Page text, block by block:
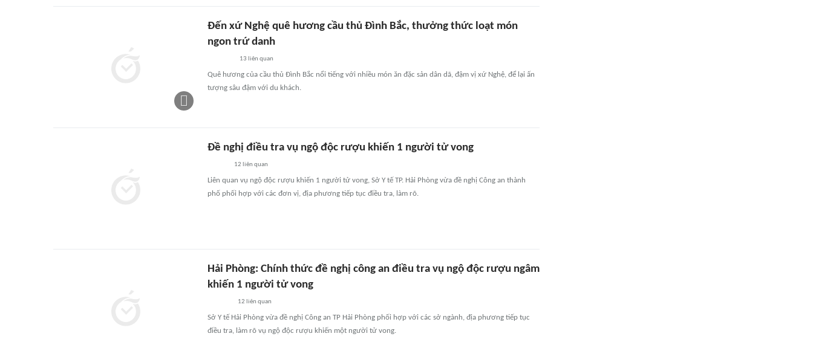
Đến xứ Nghệ quê hương cầu thủ Đình Bắc, thưởng thức loạt món
ngon trứ danh
13 liên quan
Quê hương của cầu thủ Đình Bắc nổi tiếng với nhiều món ăn đặc sản dân dã, đậm vị xứ Nghệ, để lại ấn
tượng sâu đậm với du khách.
Đề nghị điều tra vụ ngộ độc rượu khiến 1 người tử vong
12 liên quan
Liên quan vụ ngộ độc rượu khiến 1 người tử vong, Sở Y tế TP. Hải Phòng vừa đề nghị Công an thành
phố phối hợp với các đơn vị, địa phương tiếp tục điều tra, làm rõ.
Hải Phòng: Chính thức đề nghị công an điều tra vụ ngộ độc rượu ngâm
khiến 1 người tử vong
12 liên quan
Sở Y tế Hải Phòng vừa đề nghị Công an TP Hải Phòng phối hợp với các sở ngành, địa phương tiếp tục
điều tra, làm rõ vụ ngộ độc rượu khiến một người tử vong.